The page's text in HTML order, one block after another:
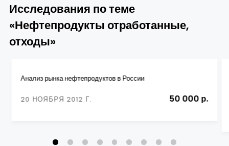
Исследования по теме
«Нефтепродукты отработанные,
отходы»
Анализ рынка нефтепродуктов в России
20 НОЯБРЯ 2012 Г. 50 000 р.